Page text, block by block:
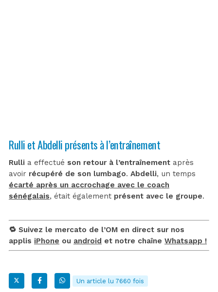
Rulli et Abdelli présents à l’entraînement
Rulli a effectué son retour à l’entraînement après
avoir récupéré de son lumbago. Abdelli, un temps
écarté après un accrochage avec le coach
sénégalais, était également présent avec le groupe.
🔁 Suivez le mercato de l’OM en direct sur nos
applis iPhone ou android et notre chaîne Whatsapp !
Un article lu 7660 fois